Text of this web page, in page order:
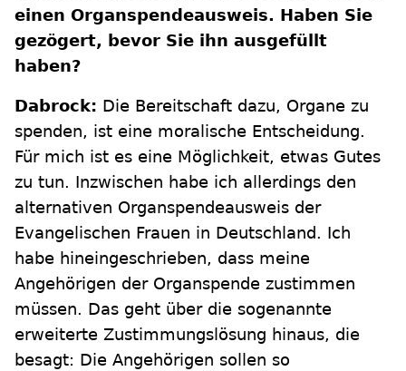
einen Organspendeausweis. Haben Sie
gezögert, bevor Sie ihn ausgefüllt
haben?
Dabrock: Die Bereitschaft dazu, Organe zu
spenden, ist eine moralische Entscheidung.
Für mich ist es eine Möglichkeit, etwas Gutes
zu tun. Inzwischen habe ich allerdings den
alternativen Organspendeausweis der
Evangelischen Frauen in Deutschland. Ich
habe hineingeschrieben, dass meine
Angehörigen der Organspende zustimmen
müssen. Das geht über die sogenannte
erweiterte Zustimmungslösung hinaus, die
besagt: Die Angehörigen sollen so